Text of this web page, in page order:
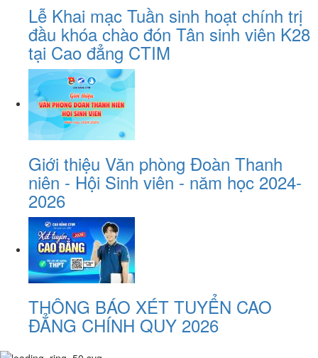
Lễ Khai mạc Tuần sinh hoạt chính trị
đầu khóa chào đón Tân sinh viên K28
tại Cao đẳng CTIM
Giới thiệu Văn phòng Đoàn Thanh
niên - Hội Sinh viên - năm học 2024-
2026
THÔNG BÁO XÉT TUYỂN CAO
ĐẲNG CHÍNH QUY 2026